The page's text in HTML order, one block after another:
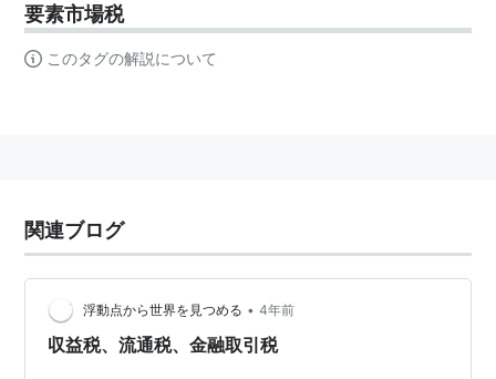
要素市場税
このタグの解説について
関連ブログ
浮動点から世界を見つめる • 4年前
収益税、流通税、金融取引税